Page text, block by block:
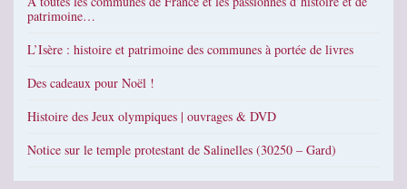
patrimoine…
L’Isère : histoire et patrimoine des communes à portée de livres
Des cadeaux pour Noël !
Histoire des Jeux olympiques | ouvrages & DVD
Notice sur le temple protestant de Salinelles (30250 – Gard)